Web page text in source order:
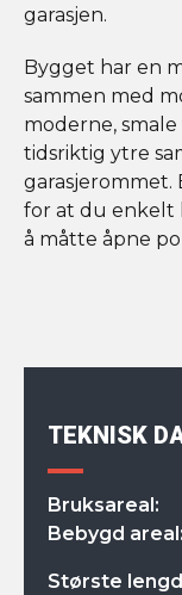
garasjen.
Bygget har en
sammen med
moderne,
tidsriktig ytre
garasjerommet.
for at du enkelt
å måtte åpne
TEKNISK
Bruksareal:
Bebygd areal:
Største